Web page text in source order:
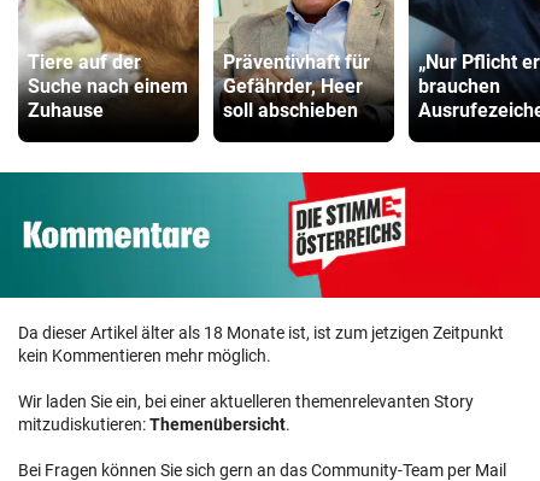
Tiere auf der
Suche nach einem
Zuhause
Präventivhaft für
Gefährder, Heer
soll abschieben
„Nur Pflicht
brauchen
Da dieser Artikel älter als 18 Monate ist, ist zum jetzigen Zeitpunkt
kein Kommentieren mehr möglich.
Wir laden Sie ein, bei einer aktuelleren themenrelevanten Story
mitzudiskutieren:Themenübersicht.
Bei Fragen können Sie sich gern an das Community-Team per Mail